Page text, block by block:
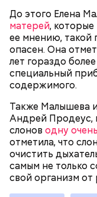
До этого Елена
матерей,
ее мнению, такой
опасен. Она
лет гораздо
специальный
содержимого.
Также Малышева
Андрей Продеус,
слонов одну
отметила, что
очистить
самым не только
свой организм от
Для заправки:
200 граммов
1 стакан сахара;
10 граммов
1/4 чайной
4 куриных яйца;
100 граммов
цедры;
взбить. Но не
кухонной
сухофрукты.